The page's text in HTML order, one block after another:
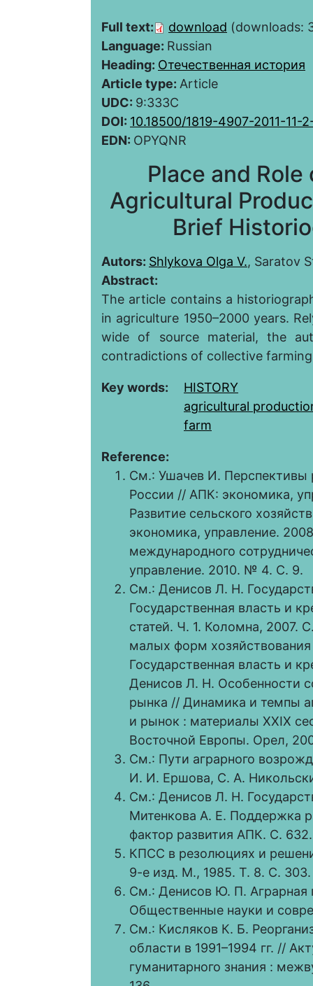
Full text: download (downloads:
Language: Russian
Heading: Отечественная история
Article type: Article
UDC: 9:333С
DOI: 10.18500/1819-4907-2011-11-
EDN: OPYQNR
Place and
Agricultural
Brief
Autors: Shlykova Olga V., Saratov
Abstract:
The article contains a
in agriculture 1950–2000 years.
wide of source material, the
contradictions of collective
Key words:
HISTORY
agricultural
farm
Reference:
См.: Ушачев И. Перспективы
России // АПК: экономика,
Развитие сельского
экономика, управление.
международного
управление. 2010. № 4. С. 9.
См.: Денисов Л. Н.
Государственная власть и
статей. Ч. 1. Коломна, 2007.
малых форм
Государственная власть и
Денисов Л. Н. Особенности
рынка // Динамика и темпы
и рынок : материалы XXIX
Восточной Европы. Орел,
См.: Пути аграрного
И. И. Ершова, С. А.
См.: Денисов Л. Н.
Митенкова А. Е. Поддержка
фактор развития АПК. С. 632.
КПСС в резолюциях и
9-е изд. М., 1985. Т. 8. С. 303.
См.: Денисов Ю. П. Аграрная
Общественные науки и
См.: Кисляков К. Б.
области в 1991–1994 гг. //
гуманитарного знания :